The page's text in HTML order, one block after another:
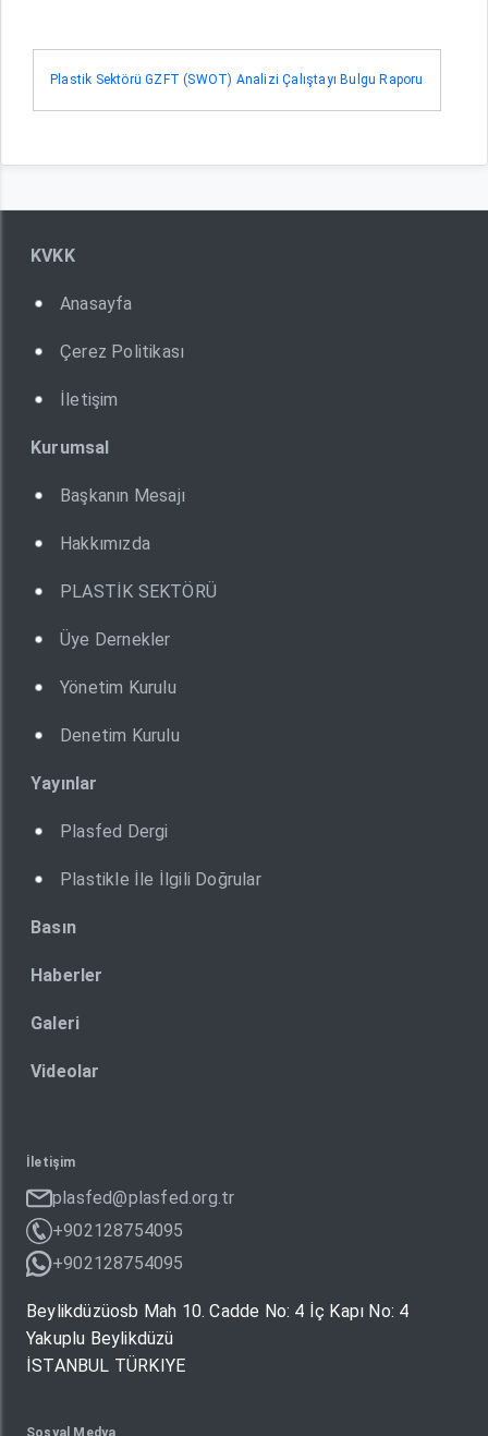
Plastik Sektörü GZFT (SWOT) Analizi Çalıştayı Bulgu Raporu
KVKK
Anasayfa
Çerez Politikası
İletişim
Kurumsal
Başkanın Mesajı
Hakkımızda
PLASTİK SEKTÖRÜ
Üye Dernekler
Yönetim Kurulu
Denetim Kurulu
Yayınlar
Plasfed Dergi
Plastikle İle İlgili Doğrular
Basın
Haberler
Galeri
Videolar
İletişim
plasfed@plasfed.org.tr
+902128754095
+902128754095
Beylikdüzüosb Mah 10. Cadde No: 4 İç Kapı No: 4
Yakuplu Beylikdüzü
İSTANBUL TÜRKIYE
Sosyal Medya